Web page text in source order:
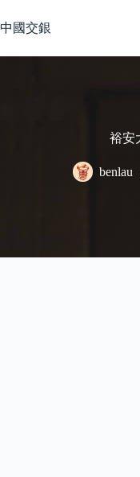
to
content
中國交銀
裕安
benlau